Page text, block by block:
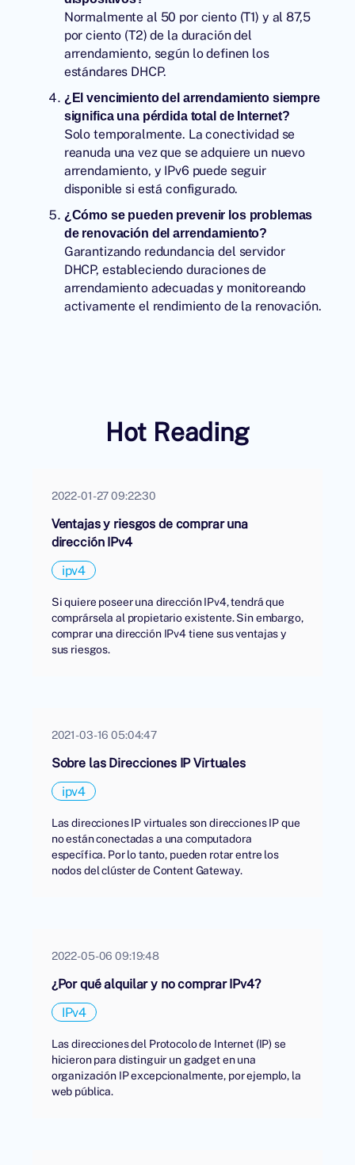
Normalmente al 50 por ciento (T1) y al 87,5
por ciento (T2) de la duración del
arrendamiento, según lo definen los
estándares DHCP.
¿El vencimiento del arrendamiento siempre
significa una pérdida total de Internet?
Solo temporalmente. La conectividad se
reanuda una vez que se adquiere un nuevo
arrendamiento, y IPv6 puede seguir
disponible si está configurado.
¿Cómo se pueden prevenir los problemas
de renovación del arrendamiento?
Garantizando redundancia del servidor
DHCP, estableciendo duraciones de
arrendamiento adecuadas y monitoreando
activamente el rendimiento de la renovación.
Hot Reading
2022-01-27 09:22:30
Ventajas y riesgos de comprar una
dirección IPv4
ipv4
Si quiere poseer una dirección IPv4, tendrá que
comprársela al propietario existente. Sin embargo,
comprar una dirección IPv4 tiene sus ventajas y
sus riesgos.
2021-03-16 05:04:47
Sobre las Direcciones IP Virtuales
ipv4
Las direcciones IP virtuales son direcciones IP que
no están conectadas a una computadora
específica. Por lo tanto, pueden rotar entre los
nodos del clúster de Content Gateway.
2022-05-06 09:19:48
¿Por qué alquilar y no comprar IPv4?
IPv4
Las direcciones del Protocolo de Internet (IP) se
hicieron para distinguir un gadget en una
organización IP excepcionalmente, por ejemplo, la
web pública.